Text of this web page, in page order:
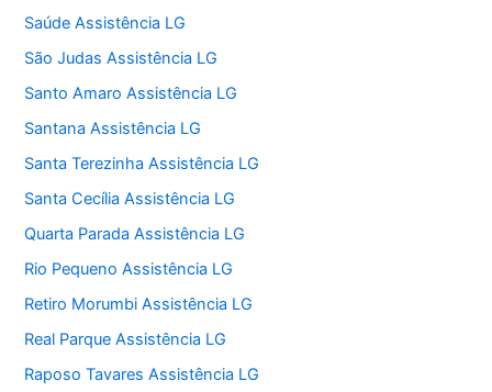
Saúde Assistência LG
São Judas Assistência LG
Santo Amaro Assistência LG
Santana Assistência LG
Santa Terezinha Assistência LG
Santa Cecília Assistência LG
Quarta Parada Assistência LG
Rio Pequeno Assistência LG
Retiro Morumbi Assistência LG
Real Parque Assistência LG
Raposo Tavares Assistência LG